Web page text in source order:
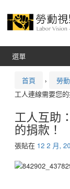
選單
首頁 › 勞
工人連線需要您的
工人互助
的捐款！
張貼在 12 2 月,